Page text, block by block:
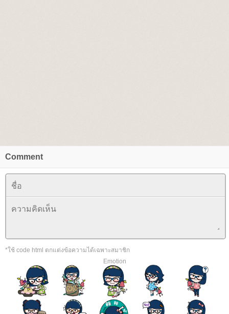
Comment
*ใช้ code html ตกแต่งข้อความได้เฉพาะสมาชิก
Emotion